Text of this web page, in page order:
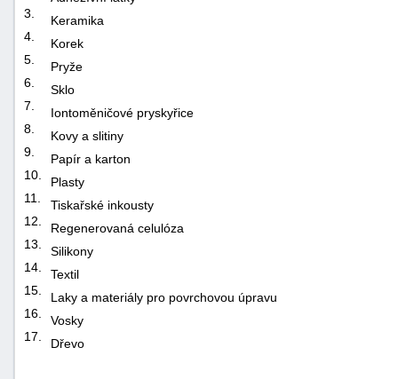
3.
Keramika
4.
Korek
5.
Pryže
6.
Sklo
7.
Iontoměničové pryskyřice
8.
Kovy a slitiny
9.
Papír a karton
10.
Plasty
11.
Tiskařské inkousty
12.
Regenerovaná celulóza
13.
Silikony
14.
Textil
15.
Laky a materiály pro povrchovou úpravu
16.
Vosky
17.
Dřevo